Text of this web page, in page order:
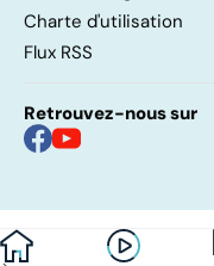
Charte d'utilisation
Flux RSS
Retrouvez-nous sur